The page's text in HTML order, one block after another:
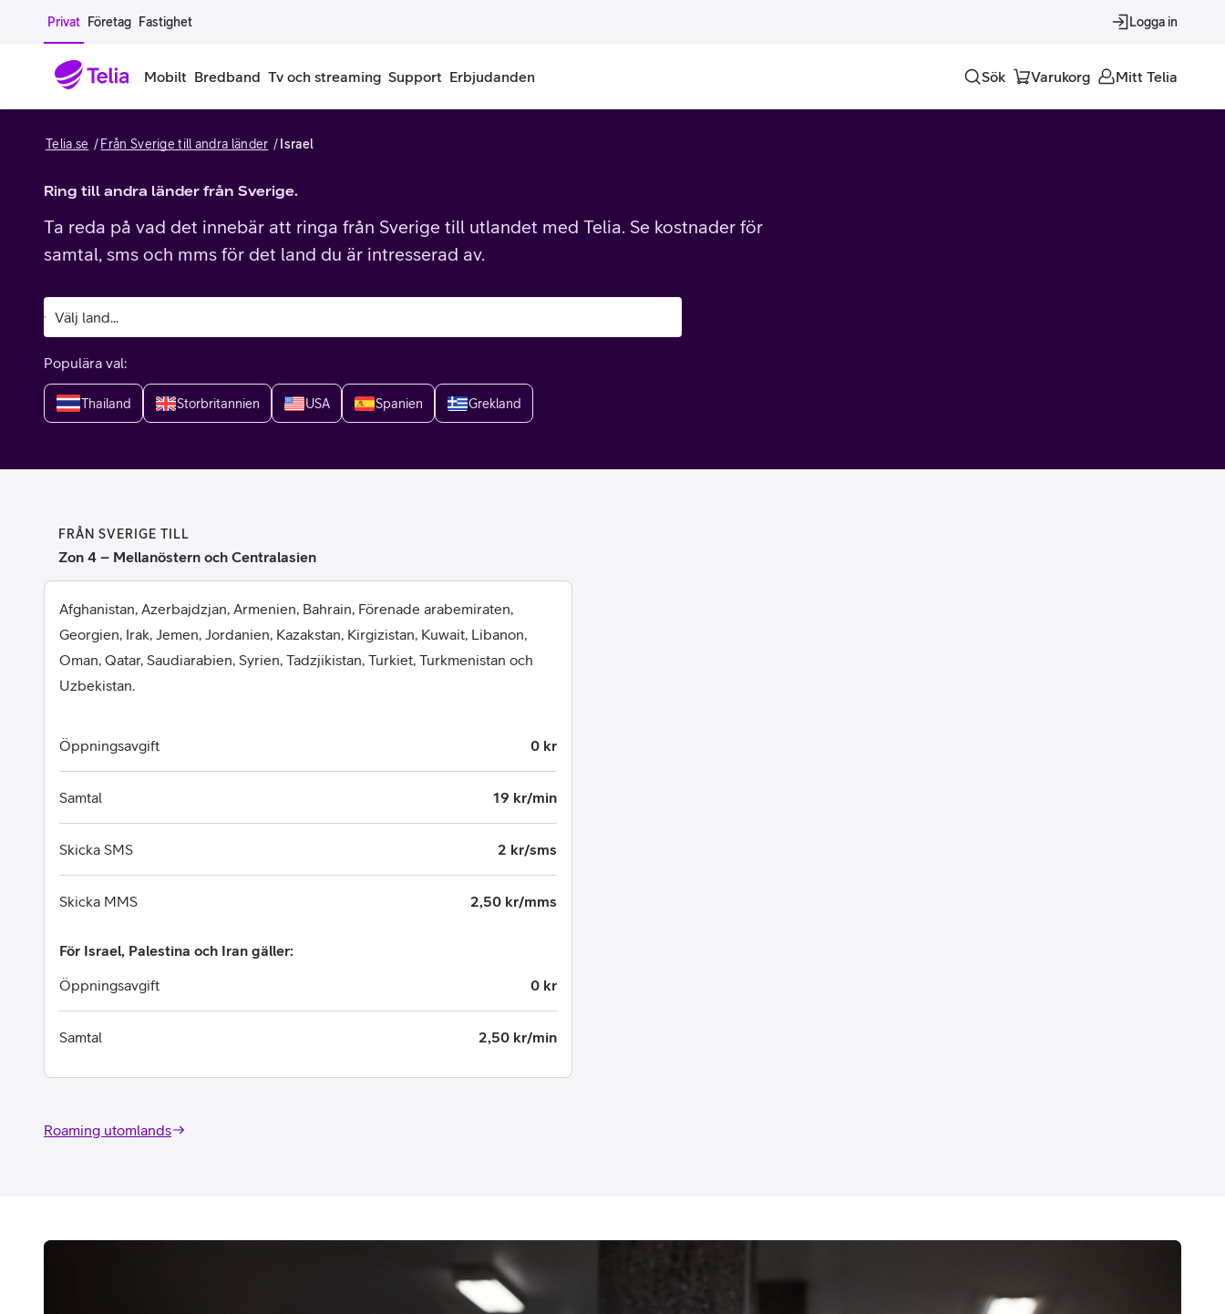
Gå till sidans innehåll
Privat Företag Fastighet Logga in
Mobilt
Mobiltelefoner
iPhone
Samsung Galaxy
Alla mobiltelefoner
Begagnade mobiltelefoner
Billiga mobiltelefoner
Hörlurar
Familjeabonnemang Ladda kontantkort
Apple Watch
Samsung Galaxy Watch
4G/5G Surfplattor
Bredband Tv och streaming Support Erbjudanden Sök Varukorg Mitt Telia
Telia.se Från Sverige till andra länder Israel
Ring till andra länder från Sverige.
Ta reda på vad det innebär att ringa från Sverige till utlandet med Telia. Se kostnader för
samtal, sms och mms för det land du är intresserad av.
Populära val:
Thailand Storbritannien USA Spanien Grekland
FRÅN SVERIGE TILL
Zon 4 – Mellanöstern och Centralasien
Afghanistan, Azerbajdzjan, Armenien, Bahrain, Förenade arabemiraten,
Georgien, Irak, Jemen, Jordanien, Kazakstan, Kirgizistan, Kuwait, Libanon,
Oman, Qatar, Saudiarabien, Syrien, Tadzjikistan, Turkiet, Turkmenistan och
Uzbekistan.
Öppningsavgift 0 kr
Samtal 19 kr/min
Skicka SMS 2 kr/sms
Skicka MMS 2,50 kr/mms
För Israel, Palestina och Iran gäller:
Öppningsavgift 0 kr
Samtal 2,50 kr/min
Roaming utomlands